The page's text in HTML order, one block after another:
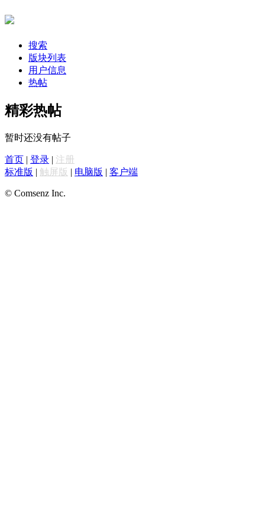
搜索
版块列表
用户信息
热帖
精彩热帖
暂时还没有帖子
首页 | 登录 | 注册
标准版 | 触屏版 | 电脑版 | 客户端
© Comsenz Inc.